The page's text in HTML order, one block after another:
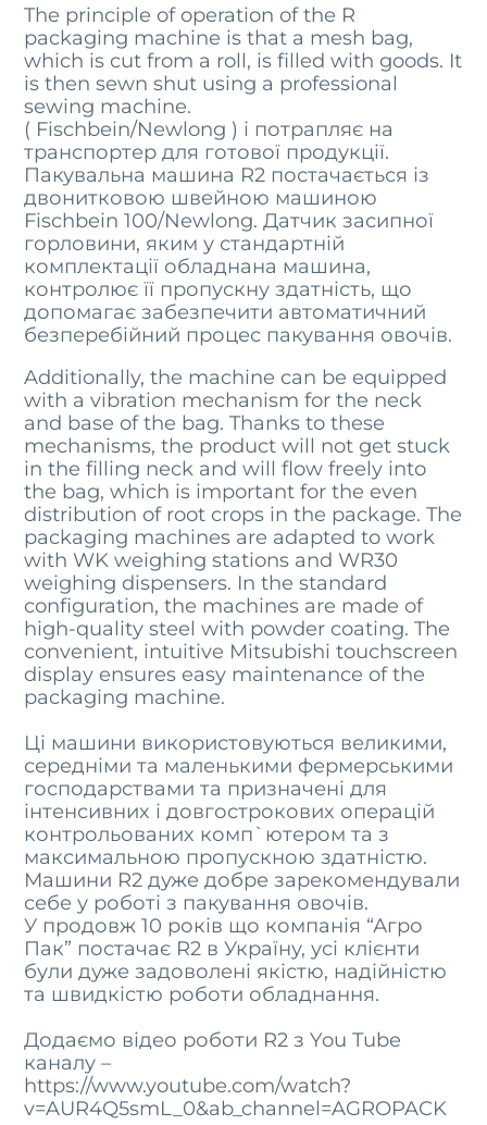
The principle of operation of the R
packaging machine is that a mesh bag,
which is cut from a roll, is filled with goods. It
is then sewn shut using a professional
sewing machine.
( Fischbein/Newlong ) і потрапляє на
транспортер для готової продукції.
Пакувальна машина R2 постачається із
двонитковою швейною машиною
Fischbein 100/Newlong. Датчик засипної
горловини, яким у стандартній
комплектації обладнана машина,
контролює її пропускну здатність, що
допомагає забезпечити автоматичний
безперебійний процес пакування овочів.
Additionally, the machine can be equipped
with a vibration mechanism for the neck
and base of the bag. Thanks to these
mechanisms, the product will not get stuck
in the filling neck and will flow freely into
the bag, which is important for the even
distribution of root crops in the package. The
packaging machines are adapted to work
with WK weighing stations and WR30
weighing dispensers. In the standard
configuration, the machines are made of
high-quality steel with powder coating. The
convenient, intuitive Mitsubishi touchscreen
display ensures easy maintenance of the
packaging machine.
Ці машини використовуються великими,
середніми та маленькими фермерськими
господарствами та призначені для
інтенсивних і довгострокових операцій
контрольованих комп`ютером та з
максимальною пропускною здатністю.
Машини R2 дуже добре зарекомендували
себе у роботі з пакування овочів.
У продовж 10 років що компанія “Агро
Пак” постачає R2 в Україну, усі клієнти
були дуже задоволені якістю, надійністю
та швидкістю роботи обладнання.
Додаємо відео роботи R2 з You Tube
каналу –
https://www.youtube.com/watch?
v=AUR4Q5smL_0&ab_channel=AGROPACK